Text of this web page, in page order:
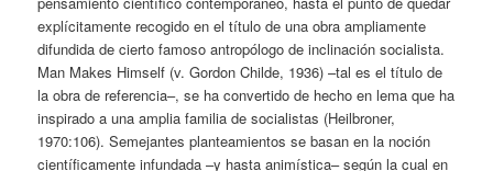
explícitamente recogido en el título de una obra ampliamente
difundida de cierto famoso antropólogo de inclinación socialista.
Man Makes Himself (v. Gordon Childe, 1936) –tal es el título de
la obra de referencia–, se ha convertido de hecho en lema que ha
inspirado a una amplia familia de socialistas (Heilbroner,
1970:106). Semejantes planteamientos se basan en la noción
científicamente infundada –y hasta animística– según la cual en